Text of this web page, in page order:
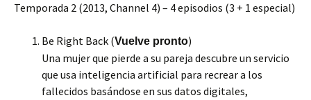
Temporada 2 (2013, Channel 4) – 4 episodios (3 + 1 especial)
Be Right Back (Vuelve pronto)
Una mujer que pierde a su pareja descubre un servicio
que usa inteligencia artificial para recrear a los
fallecidos basándose en sus datos digitales,